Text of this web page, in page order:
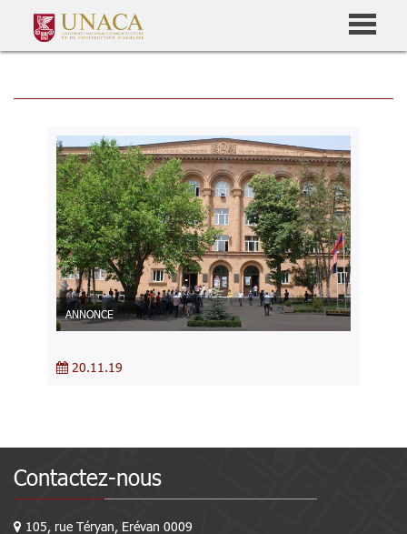
ANNONCE
20.11.19
Contactez-nous
105, rue Téryan, Erévan 0009